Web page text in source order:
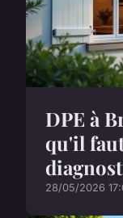
DPE à
qu'il
28/05/2026